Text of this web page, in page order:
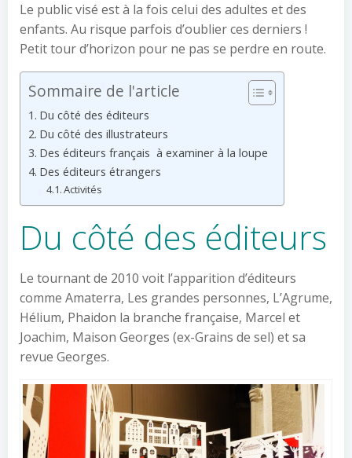
Le public visé est à la fois celui des adultes et des
enfants. Au risque parfois d’oublier ces derniers !
Petit tour d’horizon pour ne pas se perdre en route.
Sommaire de l'article
Du côté des éditeurs
Du côté des illustrateurs
Des éditeurs français à examiner à la loupe
Des éditeurs étrangers
Activités
Du côté des éditeurs
Le tournant de 2010 voit l’apparition d’éditeurs
comme Amaterra, Les grandes personnes, L’Agrume,
Hélium, Phaidon la branche française, Marcel et
Joachim, Maison Georges (ex-Grains de sel) et sa
revue Georges.